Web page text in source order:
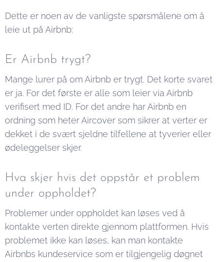
Dette er noen av de vanligste spørsmålene om å
leie ut på Airbnb:
Er Airbnb trygt?
Mange lurer på om Airbnb er trygt. Det korte svaret
er ja. For det første er alle som leier via Airbnb
verifisert med ID. For det andre har Airbnb en
ordning som heter Aircover som sikrer at verter er
dekket i de svært sjeldne tilfellene at tyverier eller
ødeleggelser skjer.
Hva skjer hvis det oppstår et problem
under oppholdet?
Problemer under oppholdet kan løses ved å
kontakte verten direkte gjennom plattformen. Hvis
problemet ikke kan løses, kan man kontakte
Airbnbs kundeservice som er tilgjengelig døgnet